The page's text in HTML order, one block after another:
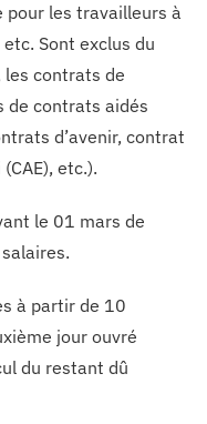
pour les travailleurs à
Sont exclus du
les contrats de
de contrats aidés
d’avenir, contrat
etc.).
le 01 mars de
à partir de 10
jour ouvré
du restant dû